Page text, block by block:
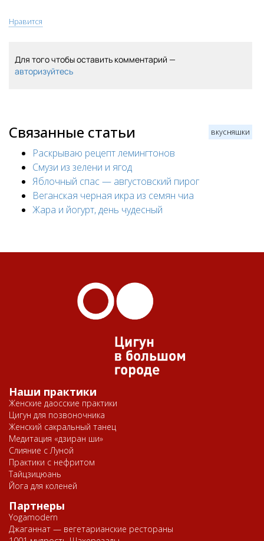
Нравится
Для того чтобы оставить комментарий —
авторизуйтесь
вкусняшки
Связанные статьи
Раскрываю рецепт лемингтонов
Смузи из зелени и ягод
Яблочный спас — августовский пирог
Веганская черная икра из семян чиа
Жара и йогурт, день чудесный
Наши практики
Женские даосские практики
Цигун для позвоночника
Женский сакральный танец
Медитация «дзиран ши»
Слияние с Луной
Практики с нефритом
Тайцзицюань
Йога для коленей
Партнеры
Yogamodern
Джаганнат — вегетарианские рестораны